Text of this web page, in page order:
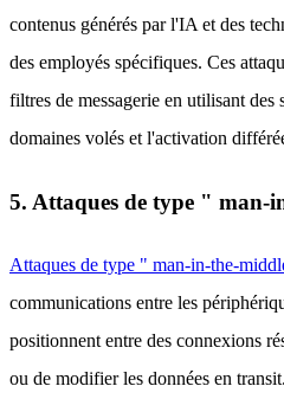
contenus générés par l'IA et des
des employés spécifiques. Ces
filtres de messagerie en utilisant des
domaines volés et l'activation
5. Attaques de type " man-
Attaques de type " man-in-the-
communications entre les
positionnent entre des connexions
ou de modifier les données en transit.